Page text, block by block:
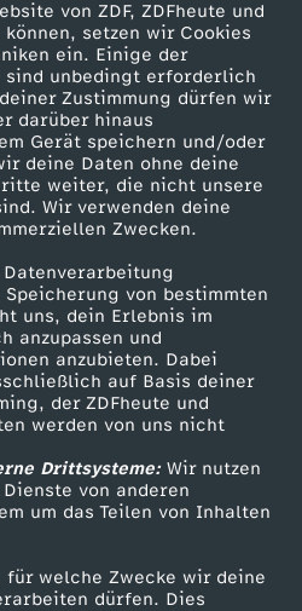
von ZDF, ZDFheute und
setzen wir Cookies
ein. Einige der
sind unbedingt erforderlich
Zustimmung dürfen wir
darüber hinaus
Gerät speichern und/oder
deine Daten ohne deine
weiter, die nicht unsere
Wir verwenden deine
Zwecken.
von bestimmten
uns, dein Erlebnis im
anzupassen und
anzubieten. Dabei
auf Basis deiner
der ZDFheute und
werden von uns nicht
Drittsysteme:Wir nutzen
von anderen
um das Teilen von Inhalten
für welche Zwecke wir deine
dürfen. Dies
Service
ZDFmitreden
Kontakt zum ZDF
Tickets
Zuschauerservice
Hilfe